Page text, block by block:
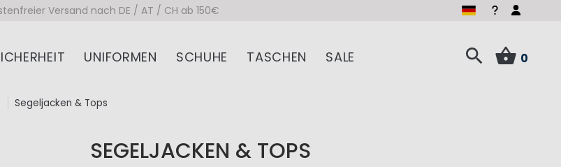
Versand nach DE / AT / CH ab 150€
UNIFORMEN SCHUHE TASCHEN SALE 0
Segeljacken & Tops
SEGELJACKEN & TOPS